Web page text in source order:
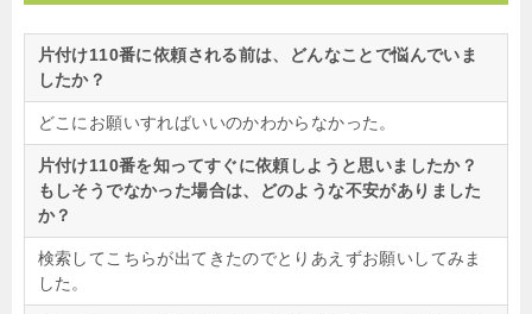
片付け110番に依頼される前は、どんなことで悩んでいま
したか？
どこにお願いすればいいのかわからなかった。
片付け110番を知ってすぐに依頼しようと思いましたか？
もしそうでなかった場合は、どのような不安がありました
か？
検索してこちらが出てきたのでとりあえずお願いしてみま
した。